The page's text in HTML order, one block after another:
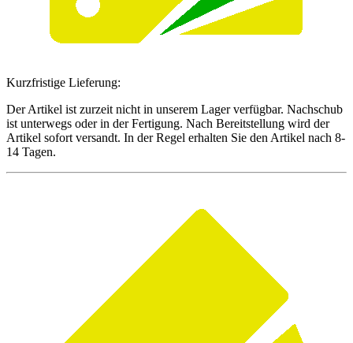
Kurzfristige Lieferung:
Der Artikel ist zurzeit nicht in unserem Lager verfügbar. Nachschub
ist unterwegs oder in der Fertigung. Nach Bereitstellung wird der
Artikel sofort versandt. In der Regel erhalten Sie den Artikel nach 8-
14 Tagen.